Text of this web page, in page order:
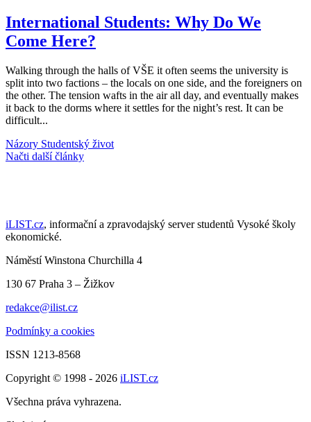
International Students: Why Do We
Come Here?
Walking through the halls of VŠE it often seems the university is
split into two factions – the locals on one side, and the foreigners on
the other. The tension wafts in the air all day, and eventually makes
it back to the dorms where it settles for the night’s rest. It can be
difficult...
Názory Studentský život
Načti další články
iLIST.cz, informační a zpravodajský server studentů Vysoké školy
ekonomické.
Náměstí Winstona Churchilla 4
130 67 Praha 3 – Žižkov
redakce@ilist.cz
Podmínky a cookies
ISSN 1213-8568
Copyright © 1998 - 2026 iLIST.cz
Všechna práva vyhrazena.